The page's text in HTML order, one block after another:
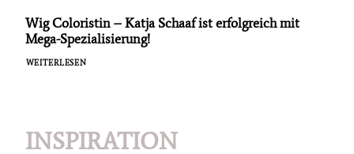
Wig Coloristin – Katja Schaaf ist erfolgreich mit
Mega-Spezialisierung!
WEITERLESEN
INSPIRATION